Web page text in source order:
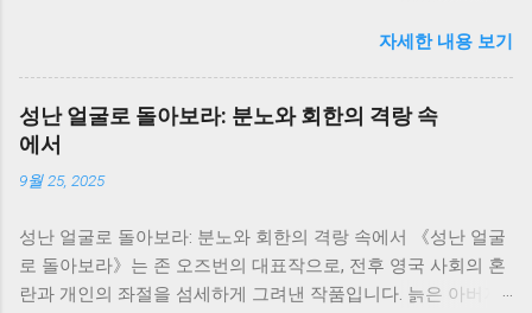
책 속 세상에 흠뻑 빠져들게 만듭니다. 저는 이 책을 통해 한국
의 근현대사를 생생하게 느끼면서, 동시에 인간 삶의 덧없음과
강인함에 대해 깊이 생각해 볼 수 있었습니다. 소설은 서희의 삶
을 중심으로 전개됩니다. 그녀의 삶은 단순한 개인의 이야기가
아니라, 일제강점기부터 한국전쟁, 그리고 산업화 시대까지 격
동의 시대를 살아온 한국인들의 삶의 축소판과 같습니다. 서희
속에서도 꿋꿋하게 자신의 삶을 지켜나가려는 의지를 보여줍니
다. 그녀의 삶은 마치 끊임없이 흐르는 강물처럼, 때로는 잔잔하
게, 때로는 격렬하게 흘러갑니다. 저는 서희의 삶을 따라가면서,
자세한 내용 보기
성난 얼굴로 돌아보라: 분노와 회한의 격랑 속
에서
9월 25, 2025
성난 얼굴로 돌아보라: 분노와 회한의 격랑 속에서 《성난 얼굴
로 돌아보라》는 존 오즈번의 대표작으로, 전후 영국 사회의 혼
란과 개인의 좌절을 섬세하게 그려낸 작품입니다. 늙은 아버지